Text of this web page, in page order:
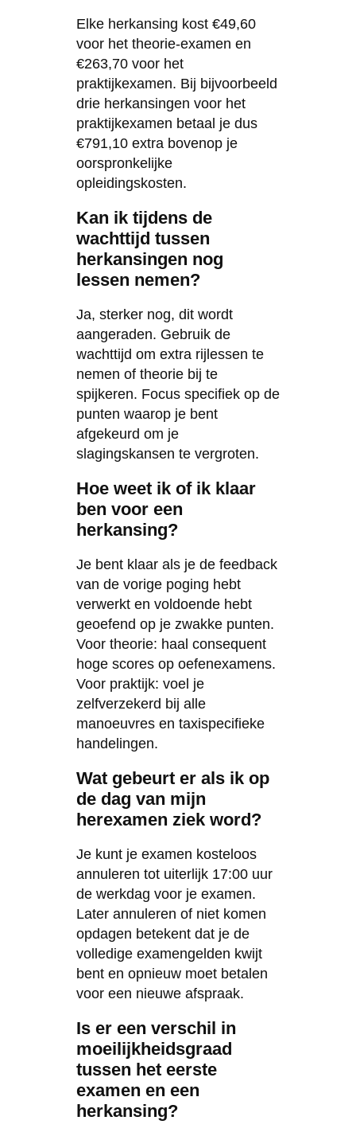
Elke herkansing kost €49,60
voor het theorie-examen en
€263,70 voor het
praktijkexamen. Bij bijvoorbeeld
drie herkansingen voor het
praktijkexamen betaal je dus
€791,10 extra bovenop je
oorspronkelijke
opleidingskosten.
Kan ik tijdens de
wachttijd tussen
herkansingen nog
lessen nemen?
Ja, sterker nog, dit wordt
aangeraden. Gebruik de
wachttijd om extra rijlessen te
nemen of theorie bij te
spijkeren. Focus specifiek op de
punten waarop je bent
afgekeurd om je
slagingskansen te vergroten.
Hoe weet ik of ik klaar
ben voor een
herkansing?
Je bent klaar als je de feedback
van de vorige poging hebt
verwerkt en voldoende hebt
geoefend op je zwakke punten.
Voor theorie: haal consequent
hoge scores op oefenexamens.
Voor praktijk: voel je
zelfverzekerd bij alle
manoeuvres en taxispecifieke
handelingen.
Wat gebeurt er als ik op
de dag van mijn
herexamen ziek word?
Je kunt je examen kosteloos
annuleren tot uiterlijk 17:00 uur
de werkdag voor je examen.
Later annuleren of niet komen
opdagen betekent dat je de
volledige examengelden kwijt
bent en opnieuw moet betalen
voor een nieuwe afspraak.
Is er een verschil in
moeilijkheidsgraad
tussen het eerste
examen en een
herkansing?